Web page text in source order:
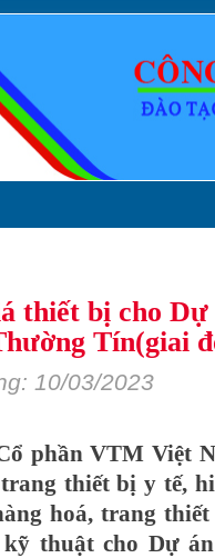
thiết bị cho
Tín(giai
10/03/2023
phần VTM Việt
thiết bị y tế,
hoá, trang
thuật cho Dự